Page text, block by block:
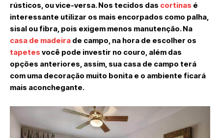
rústicos, ou vice-versa. Nos tecidos das cortinas é
interessante utilizar os mais encorpados como palha,
sisal ou fibra, pois exigem menos manutenção. Na
casa de madeira de campo, na hora de escolher os
tapetes você pode investir no couro, além das
opções anteriores, assim, sua casa de campo terá
com uma decoração muito bonita e o ambiente ficará
mais aconchegante.